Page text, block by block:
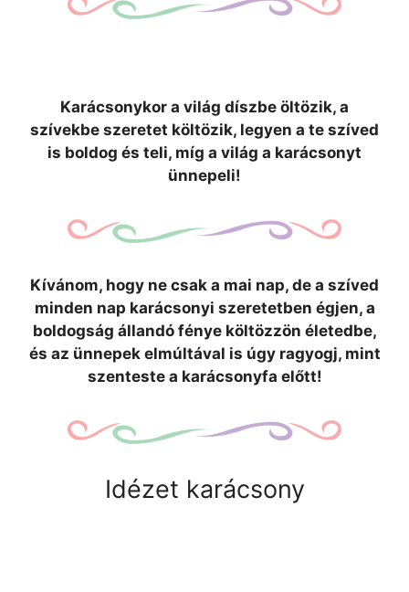
Karácsonykor a világ díszbe öltözik, a
szívekbe szeretet költözik, legyen a te szíved
is boldog és teli, míg a világ a karácsonyt
ünnepeli!
Kívánom, hogy ne csak a mai nap, de a szíved
minden nap karácsonyi szeretetben égjen, a
boldogság állandó fénye költözzön életedbe,
és az ünnepek elmúltával is úgy ragyogj, mint
szenteste a karácsonyfa előtt!
Idézet karácsony